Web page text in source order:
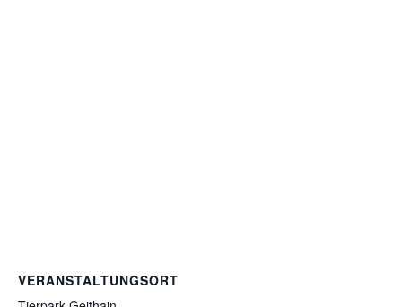
VERANSTALTUNGSORT